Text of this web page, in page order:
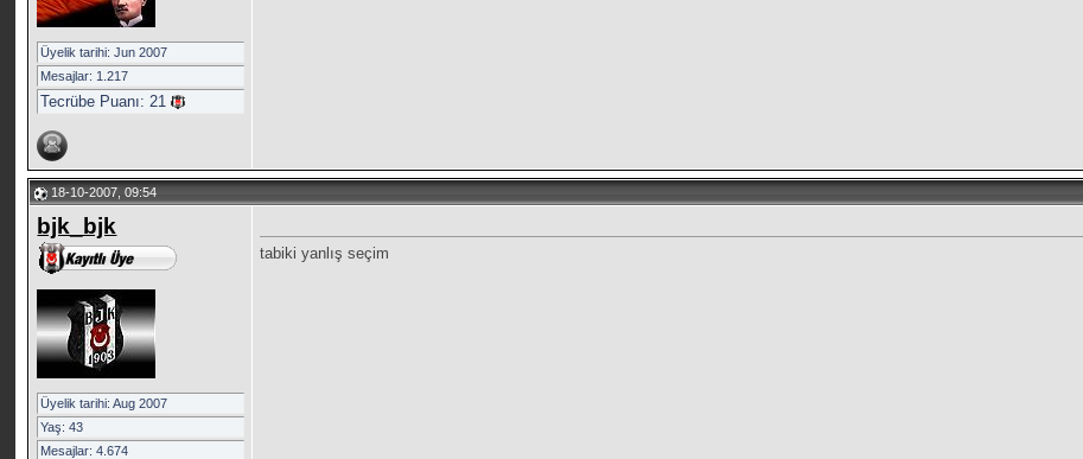
Üyelik tarihi: Jun 2007
Mesajlar: 1.217
Tecrübe Puanı:21
18-10-2007, 09:54
bjk_bjk
Üyelik tarihi: Aug 2007
Yaş: 43
Mesajlar: 4.674
tabiki yanlış seçim